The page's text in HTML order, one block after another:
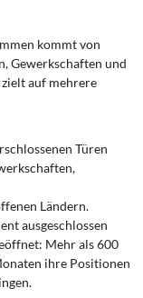
kommt von
Gewerkschaften und
auf mehrere
Türen
Ländern.
ausgeschlossen
Mehr als 600
ihre Positionen